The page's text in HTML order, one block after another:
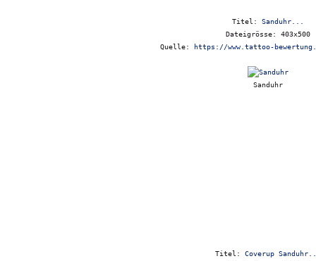
Titel: Sanduhr...
Dateigrösse: 403x500
Quelle: https://www.tattoo-
Sanduhr
Titel: Coverup